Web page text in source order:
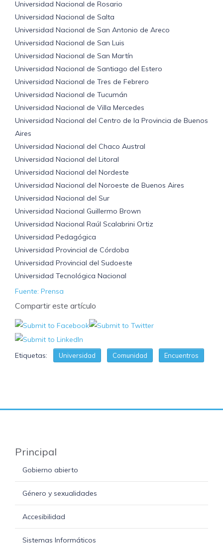
Universidad Nacional de Rosario
Universidad Nacional de Salta
Universidad Nacional de San Antonio de Areco
Universidad Nacional de San Luis
Universidad Nacional de San Martín
Universidad Nacional de Santiago del Estero
Universidad Nacional de Tres de Febrero
Universidad Nacional de Tucumán
Universidad Nacional de Villa Mercedes
Universidad Nacional del Centro de la Provincia de Buenos
Aires
Universidad Nacional del Chaco Austral
Universidad Nacional del Litoral
Universidad Nacional del Nordeste
Universidad Nacional del Noroeste de Buenos Aires
Universidad Nacional del Sur
Universidad Nacional Guillermo Brown
Universidad Nacional Raúl Scalabrini Ortiz
Universidad Pedagógica
Universidad Provincial de Córdoba
Universidad Provincial del Sudoeste
Universidad Tecnológica Nacional
Fuente: Prensa
Compartir este artículo
Etiquetas: Universidad Comunidad Encuentros
Principal
Gobierno abierto
Género y sexualidades
Accesibilidad
Sistemas Informáticos